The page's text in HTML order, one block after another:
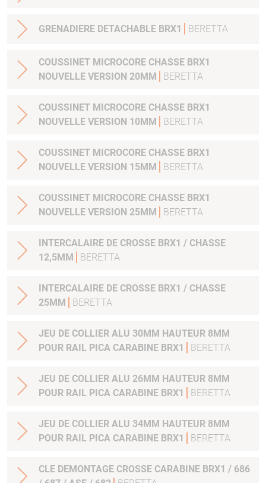
GRENADIERE DETACHABLE BRX1 BERETTA
COUSSINET MICROCORE CHASSE BRX1
NOUVELLE VERSION 20MM
BERETTA
COUSSINET MICROCORE CHASSE BRX1
NOUVELLE VERSION 10MM
BERETTA
COUSSINET MICROCORE CHASSE BRX1
NOUVELLE VERSION 15MM
BERETTA
COUSSINET MICROCORE CHASSE BRX1
NOUVELLE VERSION 25MM
BERETTA
INTERCALAIRE DE CROSSE BRX1 / CHASSE
12,5MM
BERETTA
INTERCALAIRE DE CROSSE BRX1 / CHASSE
25MM
BERETTA
JEU DE COLLIER ALU 30MM HAUTEUR 8MM
POUR RAIL PICA CARABINE BRX1
BERETTA
JEU DE COLLIER ALU 26MM HAUTEUR 8MM
POUR RAIL PICA CARABINE BRX1
BERETTA
JEU DE COLLIER ALU 34MM HAUTEUR 8MM
POUR RAIL PICA CARABINE BRX1
BERETTA
CLE DEMONTAGE CROSSE CARABINE BRX1 / 686